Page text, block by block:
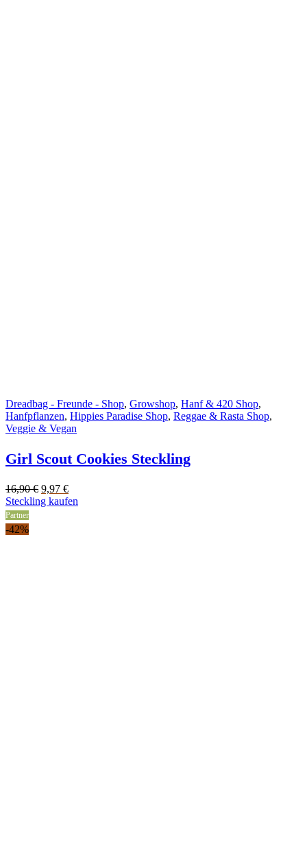
Dreadbag - Freunde - Shop, Growshop, Hanf & 420 Shop,
Hanfpflanzen, Hippies Paradise Shop, Reggae & Rasta Shop,
Veggie & Vegan
Girl Scout Cookies Steckling
16,90€ Original
price
9,97 €Current
price
Steckling kaufen
Partner
-42%